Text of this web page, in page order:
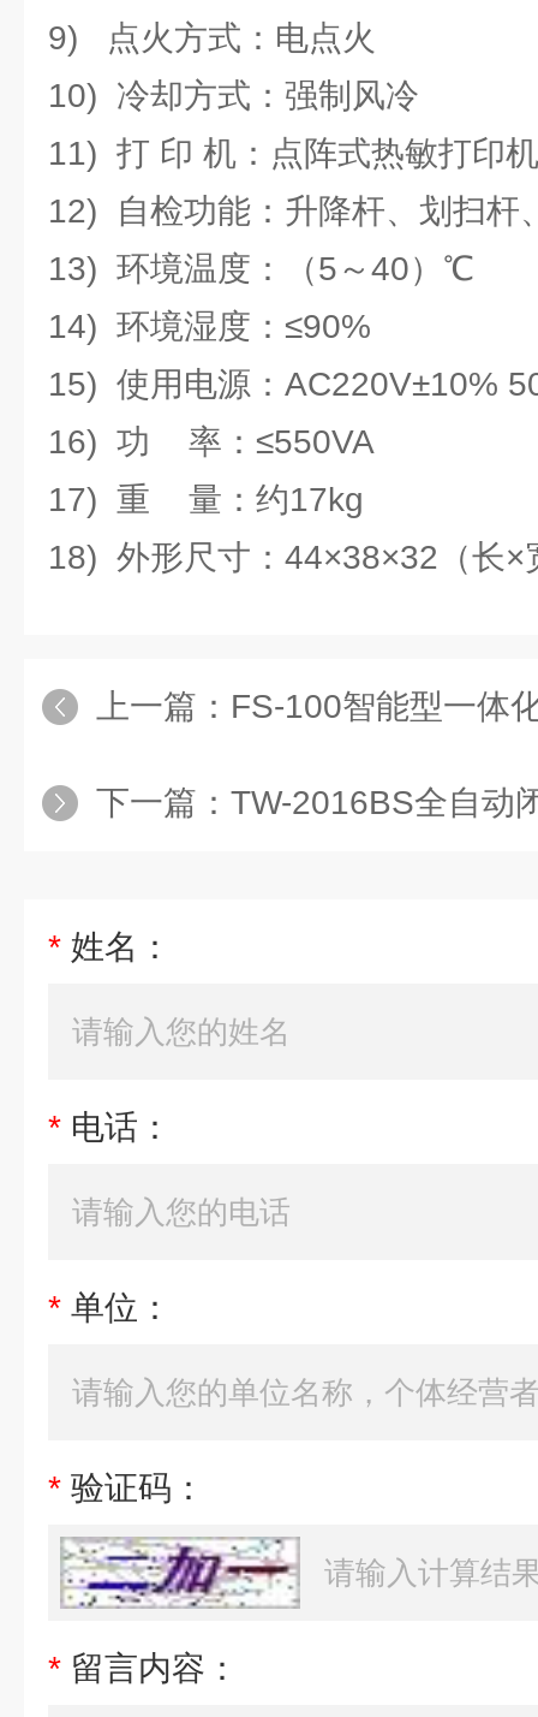
9) 点火方式：电点火
10) 冷却方式：强制风冷
11) 打 印 机：点阵式热敏打印机
12) 自检功能：升降杆、划扫杆
13) 环境温度：（5～40）℃
14) 环境湿度：≤90%
15) 使用电源：AC220V±10%
16) 功 率：≤550VA
17) 重 量：约17kg
18) 外形尺寸：44×38×32（长×
上一篇： FS-100智能型一体
下一篇： TW-2016BS全自动
* 姓名：
* 电话：
* 单位：
* 验证码：
* 留言内容：